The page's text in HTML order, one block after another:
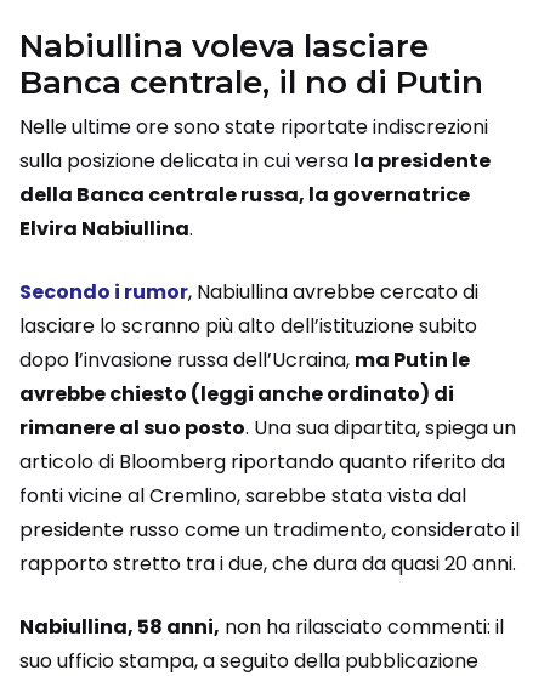
Nabiullina voleva lasciare
Banca centrale, il no di Putin
Nelle ultime ore sono state riportate indiscrezioni
sulla posizione delicata in cui versa la presidente
della Banca centrale russa, la governatrice
Elvira Nabiullina.
Secondo i rumor, Nabiullina avrebbe cercato di
lasciare lo scranno più alto dell’istituzione subito
dopo l’invasione russa dell’Ucraina, ma Putin le
avrebbe chiesto (leggi anche ordinato) di
rimanere al suo posto. Una sua dipartita, spiega un
articolo di Bloomberg riportando quanto riferito da
fonti vicine al Cremlino, sarebbe stata vista dal
presidente russo come un tradimento, considerato il
rapporto stretto tra i due, che dura da quasi 20 anni.
Nabiullina, 58 anni, non ha rilasciato commenti: il
suo ufficio stampa, a seguito della pubblicazione